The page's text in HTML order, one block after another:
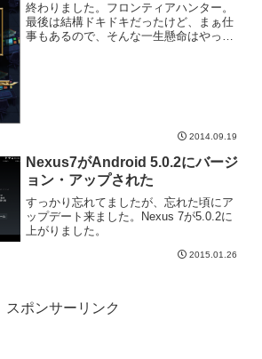
終わりました。フロンティアハンター。
最後は結構ドキドキだったけど、まぁ仕
事もあるので、そんな一生懸命はやって
2014.09.19
Nexus7がAndroid 5.0.2にバージ
ョン・アップされた
すっかり忘れてましたが、忘れた頃にア
ップデート来ました。Nexus 7が5.0.2に
上がりました。
2015.01.26
スポンサーリンク